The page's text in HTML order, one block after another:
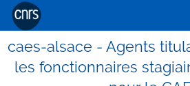
caes-alsace - Agents
les fonctionnaires